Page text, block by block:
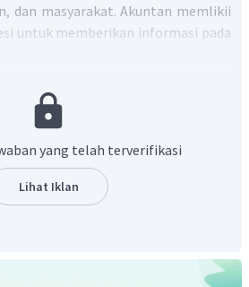
dan masyarakat. Akuntan memlikii
untuk memberikan informasi pada
sebagai akuntan adalah
menjalankan profesinya tidak
yang terjadi. Hal ini termasuk
yaitu objektivitas.
adalah B.
yang telah terverifikasi
Lihat Iklan